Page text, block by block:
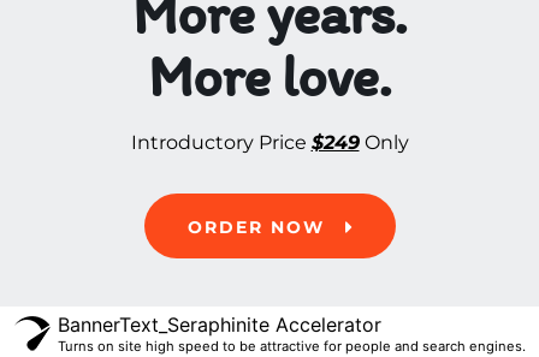
More love.
Introductory Price $249Only
ORDER NOW
BannerText_Seraphinite Accelerator
Turns on site high speed to be attractive for people and search engines.